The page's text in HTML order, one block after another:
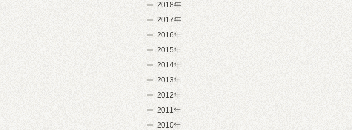
2018年
2017年
2016年
2015年
2014年
2013年
2012年
2011年
2010年